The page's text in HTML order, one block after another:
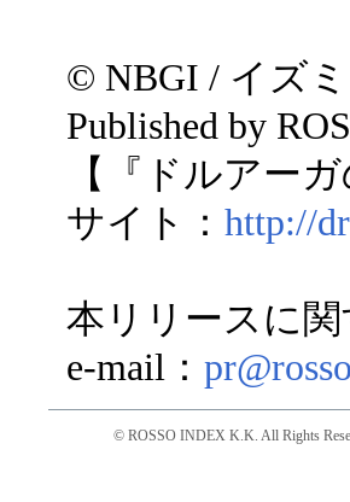
© NBGI / イズ
Published by
【『ドルアー
サイト： http://
本リリースに
e-mail：